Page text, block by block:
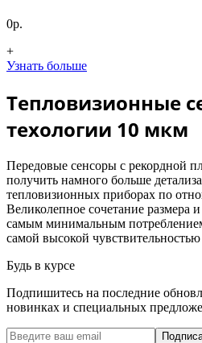
0р.
+
Узнать больше
Тепловизионные
техологии 10 мкм
Передовые сенсоры с рекордной
получить намного больше
тепловизионных приборах по
Великолепное сочетание размера
самым минимальным
самой высокой чувствительностью
Будь в курсе
Подпишитесь на последние
новинках и специальных